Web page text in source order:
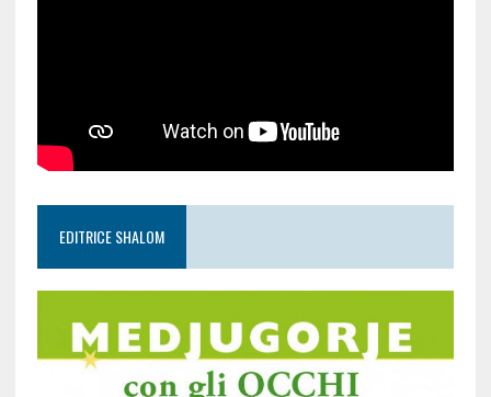
EDITRICE SHALOM